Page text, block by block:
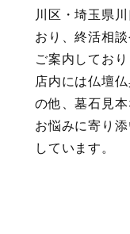
り川区・埼玉県
おり、終活相
ご案内しており
店内には仏壇
の他、墓石見
お悩みに寄り
しています。